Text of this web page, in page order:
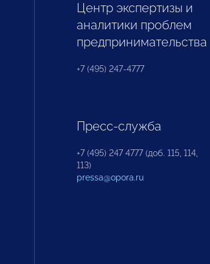
Центр экспертизы и
аналитики проблем
предпринимательства
+7 (495) 247-4777
Пресс-служба
+7 (495) 247 4777 (доб. 115, 114,
113)
pressa@opora.ru